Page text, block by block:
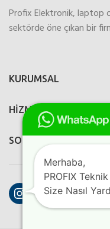
Profix Elektronik, laptop
sektörde öne çıkan bir
KURUMSAL
HİZMETLERİMİZ
SOSYAL MEDYA
Instagram
Facebook
YouTube
Merhaba,
PROFIX
Size Nasıl